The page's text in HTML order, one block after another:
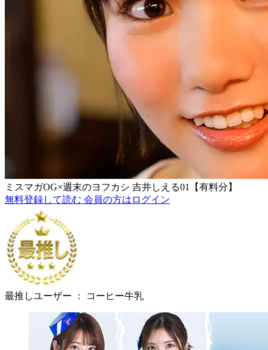
ミスマガOG×週末のヨフカシ 吉井しえる01【有料分】
無料登録して読む 会員の方はログイン
最推しユーザー ： コーヒー牛乳